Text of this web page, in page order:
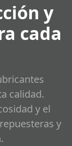
y
cada
calidad.
y el
y